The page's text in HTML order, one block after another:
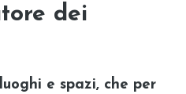
dei
e spazi, che per